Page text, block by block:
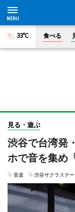
33°C 食べる
見る・遊ぶ
渋谷で台湾発
ホで音を集め
音楽 渋谷サクラステー